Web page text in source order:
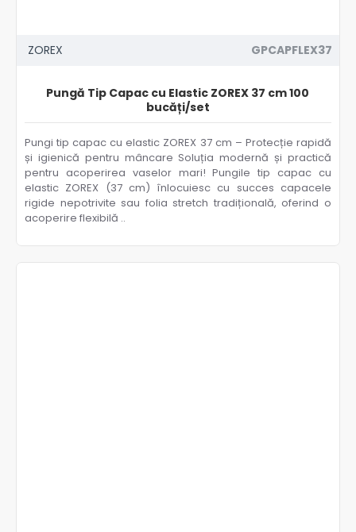
ZOREX GPCAPFLEX37
Pungă Tip Capac cu Elastic ZOREX 37 cm 100
bucăți/set
Pungi tip capac cu elastic ZOREX 37 cm – Protecție rapidă
și igienică pentru mâncare Soluția modernă și practică
pentru acoperirea vaselor mari! Pungile tip capac cu
elastic ZOREX (37 cm) înlocuiesc cu succes capacele
rigide nepotrivite sau folia stretch tradițională, oferind o
acoperire flexibilă ..